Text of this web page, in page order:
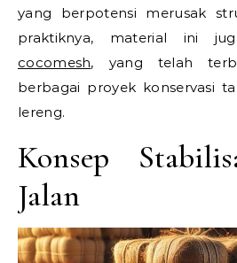
yang berpotensi merusak
praktiknya, material ini
cocomesh, yang telah
berbagai proyek konservasi
lereng.
Konsep
Jalan